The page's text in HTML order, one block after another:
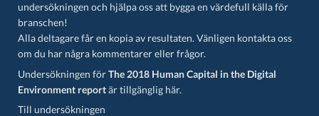
undersökningen och hjälpa oss att bygga en värdefull källa för
branschen!
Alla deltagare får en kopia av resultaten. Vänligen kontakta oss
om du har några kommentarer eller frågor.
Undersökningen förThe 2018 Human Capital in the Digital
Environment reportär tillgänglig här.
Till undersökningen